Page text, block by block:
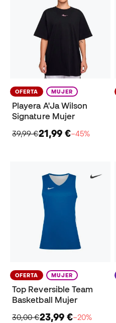
OFERTA MUJER
Playera A'Ja Wilson
Signature Mujer
39,99 €21,99 €−45%
OFERTA MUJER
Top Reversible Team
Basketball Mujer
30,00 €23,99 €−20%